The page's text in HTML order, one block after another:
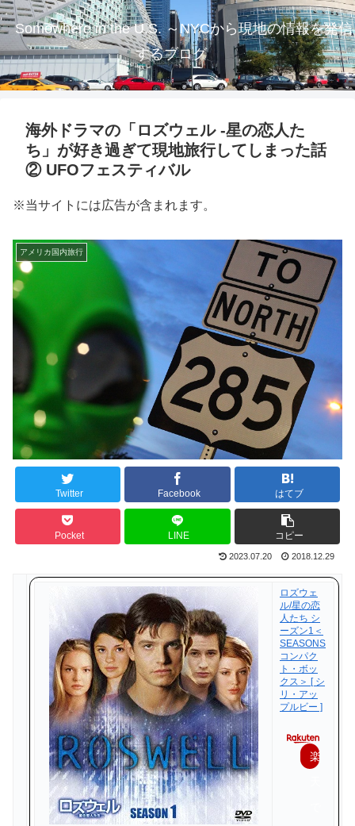
Somewhere in the U.S. ～NYCから現地の情報を発信
するブログ
海外ドラマの「ロズウェル -星の恋人た
ち」が好き過ぎて現地旅行してしまった話
② UFOフェスティバル
※当サイトには広告が含まれます。
アメリカ国内旅行
Twitter Facebook はてブ
Pocket LINE コピー
2023.07.20 2018.12.29
ロズウェ
ル/星の恋
人たち シ
ーズン1＜
SEASONS
コンパク
ト・ボッ
クス＞ [ シ
リ・アッ
プルビー ]
楽